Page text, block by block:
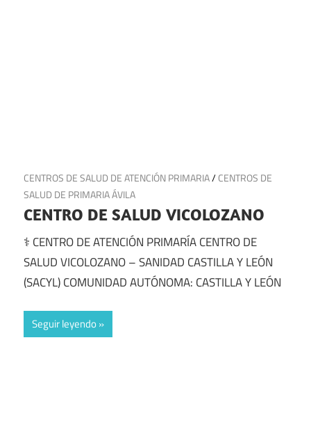
18 de julio de 2025
CENTROS DE SALUD DE ATENCIÓN PRIMARIA/CENTROS DE
SALUD DE PRIMARIA ÁVILA
CENTRO DE SALUD VICOLOZANO
⚕️ CENTRO DE ATENCIÓN PRIMARÍA CENTRO DE
SALUD VICOLOZANO – SANIDAD CASTILLA Y LEÓN
(SACYL) COMUNIDAD AUTÓNOMA: CASTILLA Y LEÓN
Seguir leyendo